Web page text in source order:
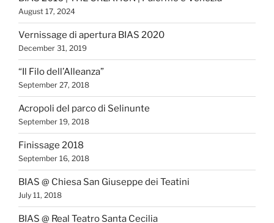
August 17, 2024
Vernissage di apertura BIAS 2020
December 31, 2019
“Il Filo dell’Alleanza”
September 27, 2018
Acropoli del parco di Selinunte
September 19, 2018
Finissage 2018
September 16, 2018
BIAS @ Chiesa San Giuseppe dei Teatini
July 11, 2018
BIAS @ Real Teatro Santa Cecilia